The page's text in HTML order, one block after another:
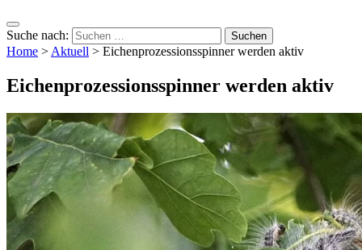
Suche nach:
Home > Aktuell > Eichenprozessionsspinner werden aktiv
Eichenprozessionsspinner werden aktiv